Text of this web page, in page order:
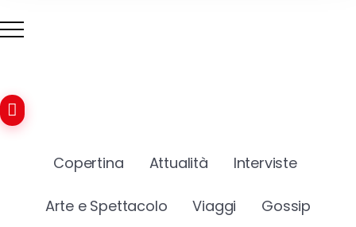
Copertina Attualità Interviste
Arte e Spettacolo Viaggi Gossip